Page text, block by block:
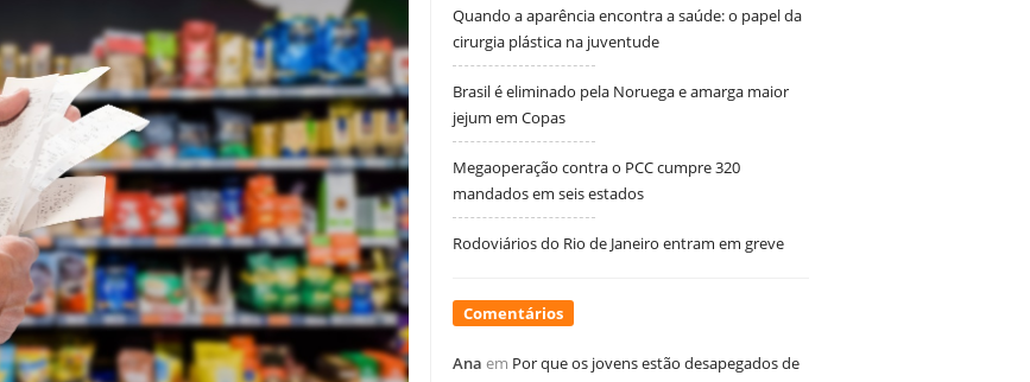
Quando a aparência encontra a saúde: o papel da
cirurgia plástica na juventude
Brasil é eliminado pela Noruega e amarga maior
jejum em Copas
Megaoperação contra o PCC cumpre 320
mandados em seis estados
Rodoviários do Rio de Janeiro entram em greve
Comentários
Ana em Por que os jovens estão desapegados de